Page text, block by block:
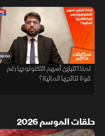
لماذا تتباين أسهم التكنولوجيا رغم
قوة نتائجها المالية؟
حلقات الموسم 2026